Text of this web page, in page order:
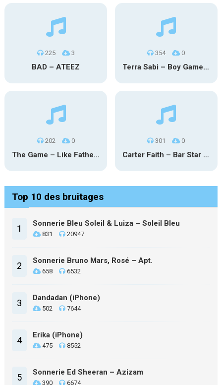
225 3
BAD – ATEEZ
354 0
Terra Sabi – Boy Game X Marcia Cruz
202 0
The Game – Like Father Like Daughter
301 0
Carter Faith – Bar Star Vevo
Top 10 des bruitages
1 Sonnerie Bleu Soleil & Luiza – Soleil Bleu
831 20947
2 Sonnerie Bruno Mars, Rosé – Apt.
658 6532
3 Dandadan (iPhone)
502 7644
4 Erika (iPhone)
475 8552
5 Sonnerie Ed Sheeran – Azizam
390 6674